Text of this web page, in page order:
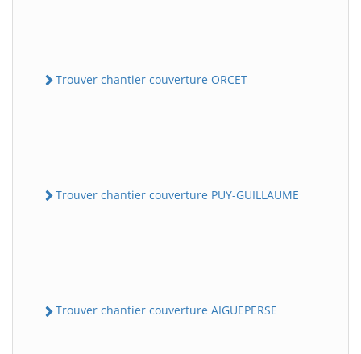
Trouver chantier couverture ORCET
Trouver chantier couverture PUY-GUILLAUME
Trouver chantier couverture AIGUEPERSE